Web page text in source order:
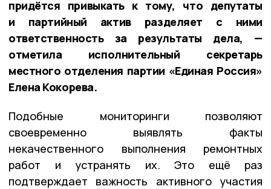
придётся привыкать к тому, что депутаты
и партийный актив разделяет с ними
ответственность за результаты дела, —
отметила исполнительный секретарь
местного отделения партии «Единая Россия»
Елена Кокорева.
Подобные мониторинги позволяют
своевременно выявлять факты
некачественного выполнения ремонтных
работ и устранять их. Это ещё раз
подтверждает важность активного участия